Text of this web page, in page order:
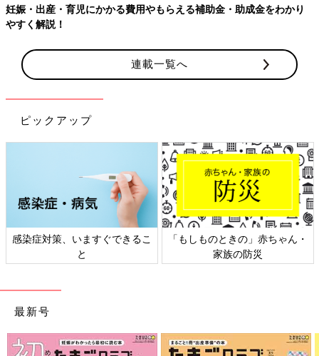
【ワクチン接種できるものも】妊婦の感染症対策、知っておいて！
連載一覧へ
ピックアップ
日本外来小児科学会リーフレッ
ト検討会
六星占術 細木かおりさんの人生
相談
最新号